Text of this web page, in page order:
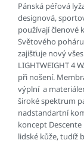
Pánská péřová
designová,
používají členové
Světového
zajišťuje nový
LIGHTWEIGHT 4
při nošení.
výplní a
široké spektrum
nadstandartní
koncept
lidské kůže, tudíž